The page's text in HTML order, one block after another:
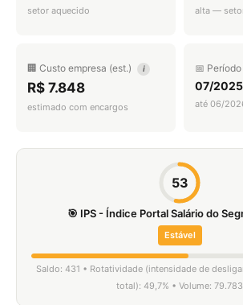
setor aquecido alta —
🏢 Custo empresa (est.) i
R$ 7.848
estimado com encargos
📅
07/2025
até 06/
53
🎯 IPS - Índice Portal Salário do
Estável
Saldo: 431 • Rotatividade (intensidade de
total): 49,7% • Volume: 79.783